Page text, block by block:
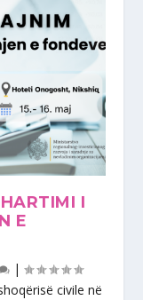
I
E
|
civile në